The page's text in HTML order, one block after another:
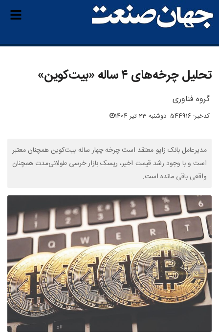
تحلیل چرخه‌های ۴ ساله «بیت‌کوین»
گروه فناوری
کدخبر: 544916 دوشنبه 23 تیر 1404
مدیرعامل بانک زاپو معتقد است چرخه چهار ساله بیت‌کوین همچنان معتبر
است و با وجود رشد قیمت اخیر، ریسک بازار خرسی طولانی‌مدت همچنان
واقعی باقی مانده است.